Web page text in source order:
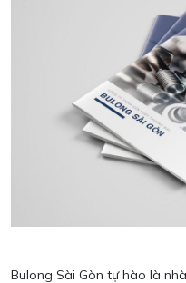
Bulong Sài Gòn tự hào là